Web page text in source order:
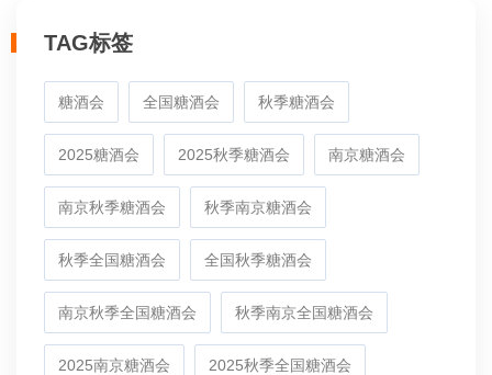
TAG标签
糖酒会 全国糖酒会 秋季糖酒会
2025糖酒会 2025秋季糖酒会 南京糖酒会
南京秋季糖酒会 秋季南京糖酒会
秋季全国糖酒会 全国秋季糖酒会
南京秋季全国糖酒会 秋季南京全国糖酒会
2025南京糖酒会 2025秋季全国糖酒会